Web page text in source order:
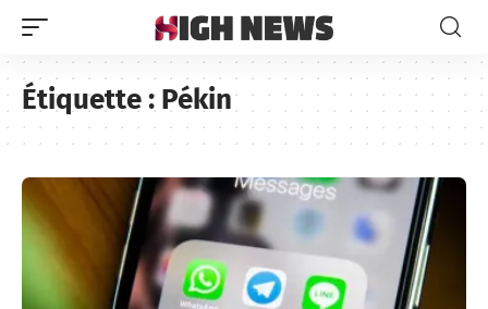
Étiquette :Pékin